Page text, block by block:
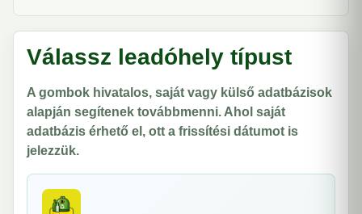
Válassz leadóhely típust
A gombok hivatalos, saját vagy külső adatbázisok
alapján segítenek továbbmenni. Ahol saját
adatbázis érhető el, ott a frissítési dátumot is
jelezzük.